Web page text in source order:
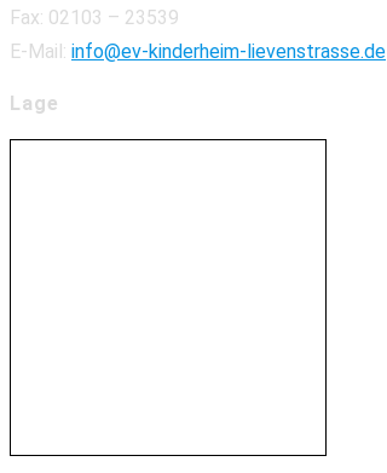
Fax: 02103 – 23539
E-Mail: info@ev-kinderheim-lievenstrasse.de
Lage